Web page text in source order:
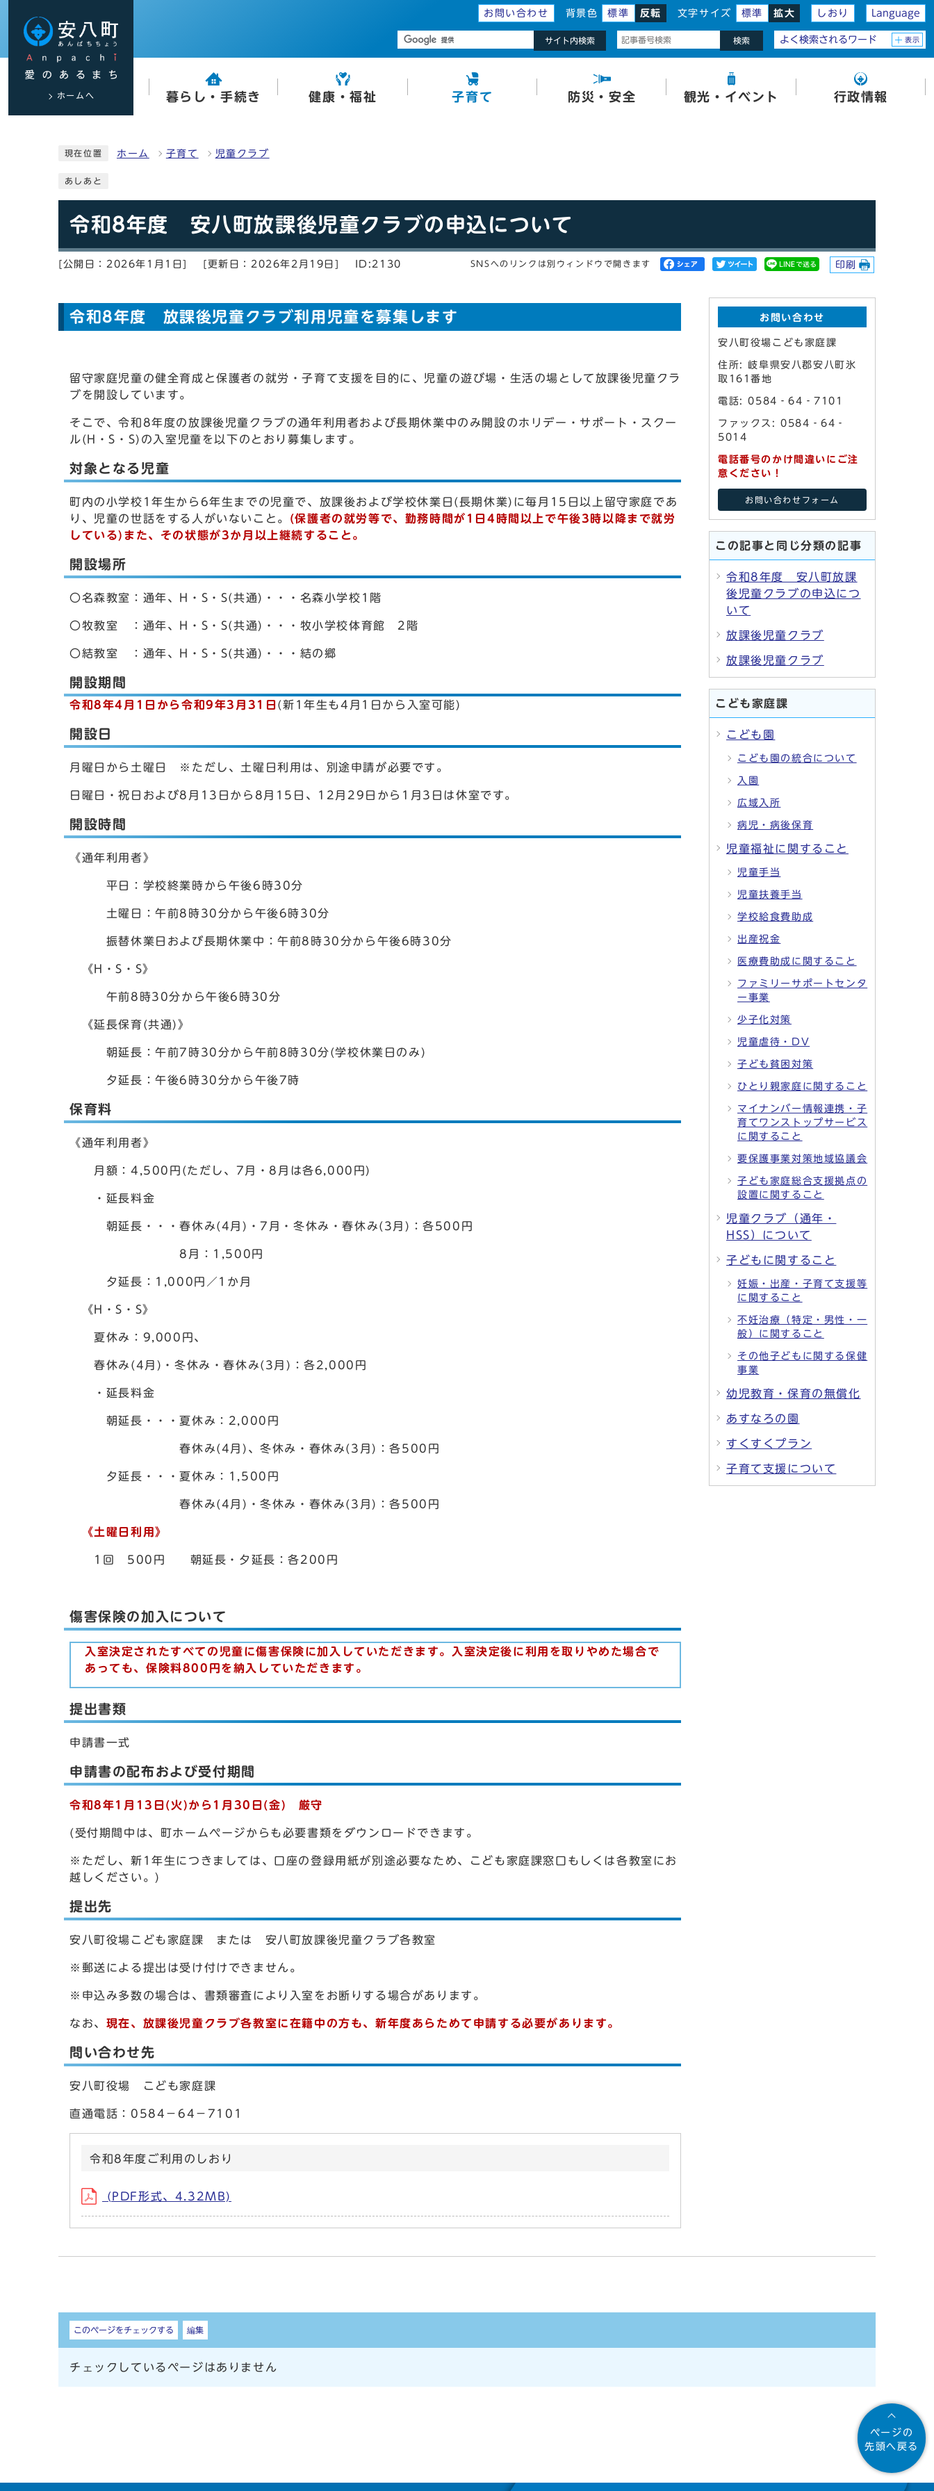
お問い合わせ 背景色 標準 反転 文字サイズ 標準 拡大 しおり Language
ホームへ
サイト内検索 検索 よく検索されるワード 表示
暮らし・手続き 健康・福祉 子育て 防災・安全 観光・イベント 行政情報
現在位置 ホーム 子育て 児童クラブ
あしあと
令和8年度 安八町放課後児童クラブの申込について
[公開日：2026年1月1日] [更新日：2026年2月19日] ID:2130 SNSへのリンクは別ウィンドウで開きます 印刷
令和8年度 放課後児童クラブ利用児童を募集します
留守家庭児童の健全育成と保護者の就労・子育て支援を目的に、児童の遊び場・生活の場として放課後児童クラ
ブを開設しています。
そこで、令和8年度の放課後児童クラブの通年利用者および長期休業中のみ開設のホリデー・サポート・スクー
ル(H・S・S)の入室児童を以下のとおり募集します。
対象となる児童
町内の小学校1年生から6年生までの児童で、放課後および学校休業日(長期休業)に毎月15日以上留守家庭であ
り、児童の世話をする人がいないこと。 (保護者の就労等で、勤務時間が1日4時間以上で午後3時以降まで就労
している)また、その状態が3か月以上継続すること。
開設場所
〇名森教室：通年、H・S・S(共通)・・・名森小学校1階
〇牧教室 ：通年、H・S・S(共通)・・・牧小学校体育館 2階
〇結教室 ：通年、H・S・S(共通)・・・結の郷
開設期間
令和8年4月1日から令和9年3月31日 (新1年生も4月1日から入室可能)
開設日
月曜日から土曜日 ※ただし、土曜日利用は、別途申請が必要です。
日曜日・祝日および8月13日から8月15日、12月29日から1月3日は休室です。
開設時間
《通年利用者》
平日：学校終業時から午後6時30分
土曜日：午前8時30分から午後6時30分
振替休業日および長期休業中：午前8時30分から午後6時30分
《H・S・S》
午前8時30分から午後6時30分
《延長保育(共通)》
朝延長：午前7時30分から午前8時30分(学校休業日のみ)
夕延長：午後6時30分から午後7時
保育料
《通年利用者》
月額：4,500円(ただし、7月・8月は各6,000円)
・延長料金
朝延長・・・春休み(4月)・7月・冬休み・春休み(3月)：各500円
8月：1,500円
夕延長：1,000円／1か月
《H・S・S》
夏休み：9,000円、
春休み(4月)・冬休み・春休み(3月)：各2,000円
・延長料金
朝延長・・・夏休み：2,000円
春休み(4月)、冬休み・春休み(3月)：各500円
夕延長・・・夏休み：1,500円
春休み(4月)・冬休み・春休み(3月)：各500円
《土曜日利用》
1回 500円 朝延長・夕延長：各200円
傷害保険の加入について
入室決定されたすべての児童に傷害保険に加入していただきます。入室決定後に利用を取りやめた場合で
あっても、保険料800円を納入していただきます。
提出書類
申請書一式
申請書の配布および受付期間
令和8年1月13日(火)から1月30日(金) 厳守
(受付期間中は、町ホームページからも必要書類をダウンロードできます。
※ただし、新1年生につきましては、口座の登録用紙が別途必要なため、こども家庭課窓口もしくは各教室にお
越しください。)
提出先
安八町役場こども家庭課 または 安八町放課後児童クラブ各教室
※郵送による提出は受け付けできません。
※申込み多数の場合は、書類審査により入室をお断りする場合があります。
なお、 現在、放課後児童クラブ各教室に在籍中の方も、新年度あらためて申請する必要があります。
問い合わせ先
安八町役場 こども家庭課
直通電話：0584－64－7101
令和8年度ご利用のしおり
(PDF形式、4.32MB)
お問い合わせ
安八町役場こども家庭課
住所: 岐阜県安八郡安八町氷
取161番地
電話: 0584‐64‐7101
ファックス: 0584‐64‐
5014
電話番号のかけ間違いにご注
意ください！
お問い合わせフォーム
この記事と同じ分類の記事
令和8年度 安八町放課
後児童クラブの申込につ
いて
放課後児童クラブ
放課後児童クラブ
こども家庭課
こども園
こども園の統合について
入園
広域入所
病児・病後保育
児童福祉に関すること
児童手当
児童扶養手当
学校給食費助成
出産祝金
医療費助成に関すること
ファミリーサポートセンタ
ー事業
少子化対策
児童虐待・DV
子ども貧困対策
ひとり親家庭に関すること
マイナンバー情報連携・子
育てワンストップサービス
に関すること
要保護事業対策地域協議会
子ども家庭総合支援拠点の
設置に関すること
児童クラブ（通年・
HSS）について
子どもに関すること
妊娠・出産・子育て支援等
に関すること
不妊治療（特定・男性・一
般）に関すること
その他子どもに関する保健
事業
幼児教育・保育の無償化
あすなろの園
すくすくプラン
子育て支援について
しおり
このページをチェックする 編集
チェックしているページはありません
ページの
先頭へ戻る